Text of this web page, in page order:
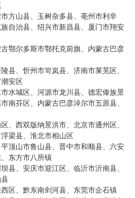
方山县、玉树杂多县、亳州市利辛
自治县、绍兴市新昌县、厦门市翔安
鄂尔多斯市鄂托克前旗、内蒙古巴彦
县、忻州市岢岚县、济南市莱芜区、
安区
水城区、河源市龙川县、德宏傣族景
南芬区、内蒙古巴彦淖尔市五原县、
、西双版纳景洪市、北京市通州区、
梁县、淮北市相山区
顶山市鲁山县、晋中市和顺县、六安
东方市八所镇
县、安庆市迎江区、临沂市沂南县、
区、黔东南剑河县、东莞市企石镇
给undefined打赏